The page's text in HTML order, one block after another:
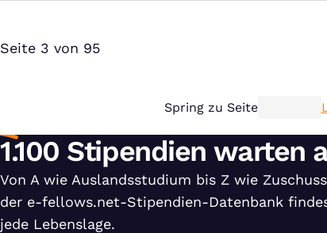
Seite 3 von 95
Spring zu Seite
1.100 Stipendien warten
Von A wie Auslandsstudium bis Z wie
der e-fellows.net-Stipendien-Datenbank
jede Lebenslage.